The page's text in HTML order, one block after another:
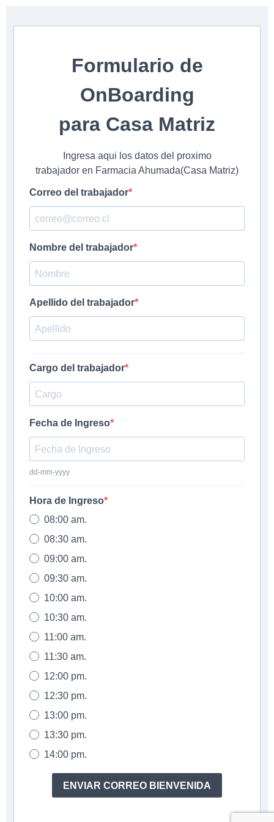
Formulario de
OnBoarding
para Casa Matriz
Ingresa aqui los datos del proximo
trabajador en Farmacia Ahumada(Casa Matriz)
Correo del trabajador
Nombre del trabajador
Apellido del trabajador
Cargo del trabajador
Fecha de Ingreso
dd-mm-yyyy
Hora de Ingreso
08:00 am.
08:30 am.
09:00 am.
09:30 am.
10:00 am.
10:30 am.
11:00 am.
11:30 am.
12:00 pm.
12:30 pm.
13:00 pm.
13:30 pm.
14:00 pm.
ENVIAR CORREO BIENVENIDA